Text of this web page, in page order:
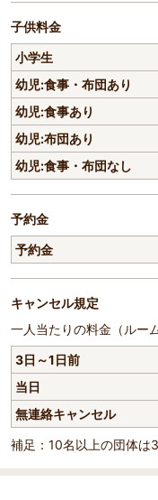
子供料金
小学生
幼児:食事・布団あり
幼児:食事あり
幼児:布団あり
幼児:食事・布団なし
予約金
予約金
キャンセル規定
一人当たりの料金（ルー
3日～1日前
当日
無連絡キャンセル
補足：10名以上の団体は